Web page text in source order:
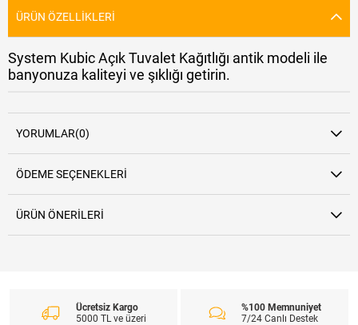
ÜRÜN ÖZELLIKLERI
System Kubic Açık Tuvalet Kağıtlığı antik modeli ile
banyonuza kaliteyi ve şıklığı getirin.
YORUMLAR(0)
ÖDEME SEÇENEKLERI
ÜRÜN ÖNERILERI
Ücretsiz Kargo
5000 TL ve üzeri
%100 Memnuniyet
7/24 Canlı Destek